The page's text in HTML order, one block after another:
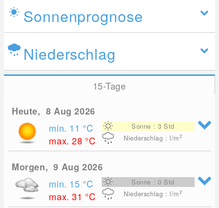
Sonnenprognose
Niederschlag
15-Tage
Heute, 8 Aug 2026
min. 11 °C
max. 28 °C
Sonne : 3 Std
Niederschlag : l/m2
Morgen, 9 Aug 2026
min. 15 °C
max. 31 °C
Sonne : 0 Std
Niederschlag : l/m2